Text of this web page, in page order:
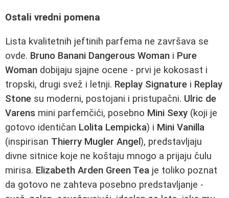
Ostali vredni pomena
Lista kvalitetnih jeftinih parfema ne završava se
ovde. Bruno Banani Dangerous Woman i Pure
Woman dobijaju sjajne ocene - prvi je kokosast i
tropski, drugi svež i letnji. Replay Signature i Replay
Stone su moderni, postojani i pristupačni. Ulric de
Varens mini parfemčići, posebno Mini Sexy (koji je
gotovo identičan Lolita Lempicka) i Mini Vanilla
(inspirisan Thierry Mugler Angel), predstavljaju
divne sitnice koje ne koštaju mnogo a prijaju čulu
mirisa. Elizabeth Arden Green Tea je toliko poznat
da gotovo ne zahteva posebno predstavljanje -